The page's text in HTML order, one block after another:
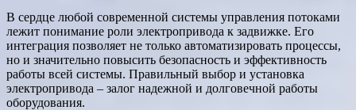
В сердце любой современной системы управления потоками
лежит понимание роли электропривода к задвижке. Его
интеграция позволяет не только автоматизировать процессы,
но и значительно повысить безопасность и эффективность
работы всей системы. Правильный выбор и установка
электропривода – залог надежной и долговечной работы
оборудования.